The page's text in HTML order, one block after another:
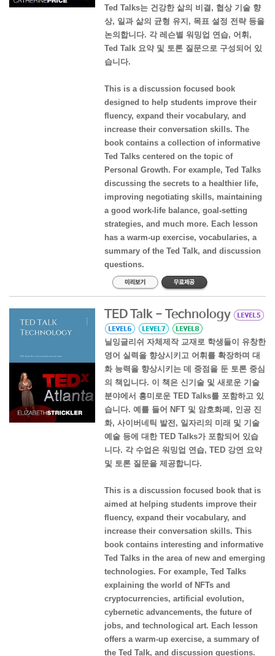
Ted Talks는 건강한 삶의 비결, 협상 기술 향
상, 일과 삶의 균형 유지, 목표 설정 전략 등을
논의합니다. 각 레슨별 워밍업 연습, 어휘,
Ted Talk 요약 및 토론 질문으로 구성되어 있
습니다.
This is a discussion focused book
designed to help students improve their
fluency, expand their vocabulary, and
increase their conversation skills. The
book contains a collection of informative
Ted Talks centered on the topic of
Personal Growth. For example, Ted Talks
discussing the secrets to a healthier life,
improving negotiating skills, maintaining
a good work-life balance, goal-setting
strategies, and much more. Each lesson
has a warm-up exercise, vocabularies, a
summary of the Ted Talk, and discussion
questions.
TED Talk - Technology
닐잉글리쉬 자체제작 교재로 학생들이 유창한
영어 실력을 향상시키고 어휘를 확장하며 대
화 능력을 향상시키는 데 중점을 둔 토론 중심
의 책입니다. 이 책은 신기술 및 새로운 기술
분야에서 흥미로운 TED Talks를 포함하고 있
습니다. 예를 들어 NFT 및 암호화폐, 인공 진
화, 사이버네틱 발전, 일자리의 미래 및 기술
예술 등에 대한 TED Talks가 포함되어 있습
니다. 각 수업은 워밍업 연습, TED 강연 요약
및 토론 질문을 제공합니다.
This is a discussion focused book that is
aimed at helping students improve their
fluency, expand their vocabulary, and
increase their conversation skills. This
book contains interesting and informative
Ted Talks in the area of new and emerging
technologies. For example, Ted Talks
explaining the world of NFTs and
cryptocurrencies, artificial evolution,
cybernetic advancements, the future of
jobs, and technological art. Each lesson
offers a warm-up exercise, a summary of
the Ted Talk, and discussion questions.